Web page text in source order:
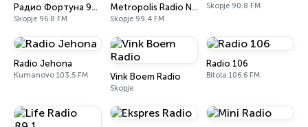
Радио Фортуна 96,8
Skopje 96.8 FM
Metropolis Radio Network
Skopje 99.4 FM
Skopje 90.8 FM
Radio Jehona
Kumanovo 103.5 FM Vink Boem Radio
Skopje
Radio 106
Bitola 106.6 FM